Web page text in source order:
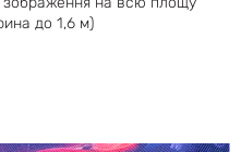
до 1,6 м)